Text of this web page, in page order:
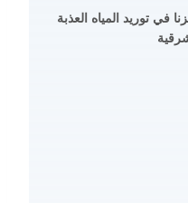
في توريد المياه العذبة